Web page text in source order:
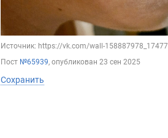
Источник: https://vk.com/wall-158887978_17477
Пост №65939, опубликован 23 сен 2025
Сохранить